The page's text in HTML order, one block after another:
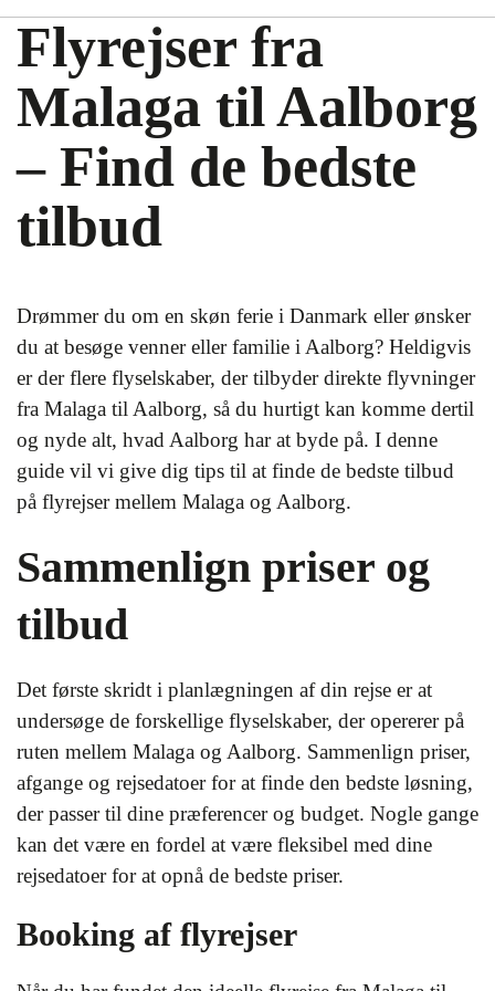
Flyrejser fra
Malaga til Aalborg
– Find de bedste
tilbud
Drømmer du om en skøn ferie i Danmark eller ønsker
du at besøge venner eller familie i Aalborg? Heldigvis
er der flere flyselskaber, der tilbyder direkte flyvninger
fra Malaga til Aalborg, så du hurtigt kan komme dertil
og nyde alt, hvad Aalborg har at byde på. I denne
guide vil vi give dig tips til at finde de bedste tilbud
på flyrejser mellem Malaga og Aalborg.
Sammenlign priser og
tilbud
Det første skridt i planlægningen af din rejse er at
undersøge de forskellige flyselskaber, der opererer på
ruten mellem Malaga og Aalborg. Sammenlign priser,
afgange og rejsedatoer for at finde den bedste løsning,
der passer til dine præferencer og budget. Nogle gange
kan det være en fordel at være fleksibel med dine
rejsedatoer for at opnå de bedste priser.
Booking af flyrejser